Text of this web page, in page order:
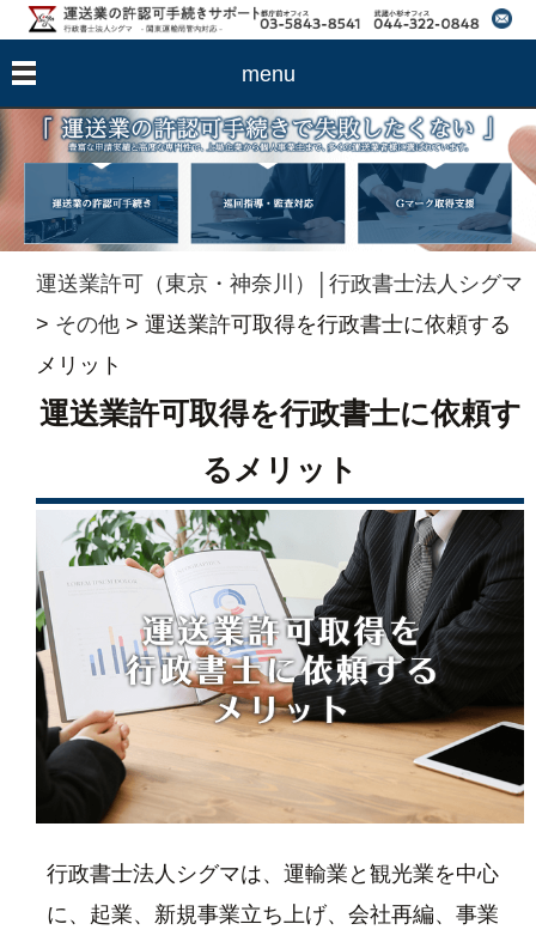
menu
運送業許可（東京・神奈川）│行政書士法人シグマ
> その他 > 運送業許可取得を行政書士に依頼する
メリット
運送業許可取得を行政書士に依頼す
るメリット
行政書士法人シグマは、運輸業と観光業を中心
に、起業、新規事業立ち上げ、会社再編、事業